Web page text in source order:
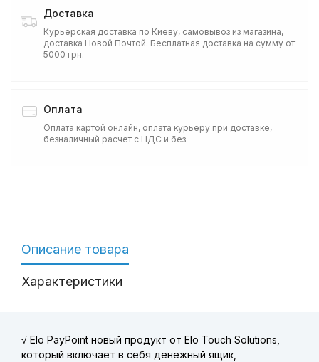
Доставка
Курьерская доставка по Киеву, самовывоз из магазина,
доставка Новой Почтой. Бесплатная доставка на сумму от
5000 грн.
Оплата
Оплата картой онлайн, оплата курьеру при доставке,
безналичный расчет с НДС и без
Описание товара
Характеристики
√ Elo PayPoint новый продукт от Elo Touch Solutions,
который включает в себя денежный ящик,